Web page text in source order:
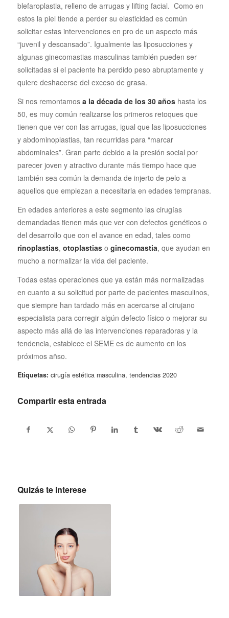
blefaroplastia, relleno de arrugas y lifting facial. Como en
estos la piel tiende a perder su elasticidad es común
solicitar estas intervenciones en pro de un aspecto más
“juvenil y descansado”. Igualmente las liposucciones y
algunas ginecomastias masculinas también pueden ser
solicitadas si el paciente ha perdido peso abruptamente y
quiere deshacerse del exceso de grasa.
Si nos remontamos a la década de los 30 añoshasta los
50, es muy común realizarse los primeros retoques que
tienen que ver con las arrugas, igual que las liposucciones
y abdominoplastias, tan recurridas para “marcar
abdominales”. Gran parte debido a la presión social por
parecer joven y atractivo durante más tiempo hace que
también sea común la demanda de injerto de pelo a
aquellos que empiezan a necesitarla en edades tempranas.
En edades anteriores a este segmento las cirugías
demandadas tienen más que ver con defectos genéticos o
del desarrollo que con el avance en edad, tales como
rinoplastias, otoplastiaso ginecomastia, que ayudan en
mucho a normalizar la vida del paciente.
Todas estas operaciones que ya están más normalizadas
en cuanto a su solicitud por parte de pacientes masculinos,
que siempre han tardado más en acercarse al cirujano
especialista para corregir algún defecto físico o mejorar su
aspecto más allá de las intervenciones reparadoras y la
tendencia, establece el SEME es de aumento en los
próximos añso.
Etiquetas: cirugía estética masculina, tendencias 2020
Compartir esta entrada
Quizás te interese